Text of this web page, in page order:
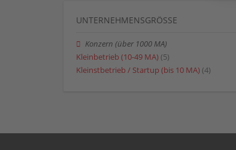
UNTERNEHMENSGRÖSSE
Konzern (über 1000 MA)
Kleinbetrieb (10-49 MA) (5)
Kleinstbetrieb / Startup (bis 10 MA) (4)